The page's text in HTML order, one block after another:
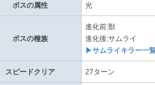
ボスの属性 光
ボスの種族
進化前:獣
進化後:サムライ
▶サムライキラー一
スピードクリア 27ターン